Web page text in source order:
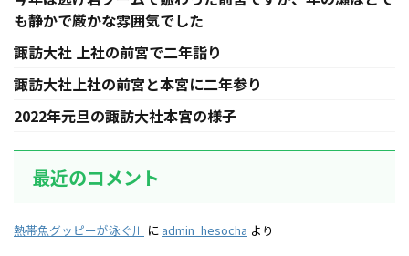
も静かで厳かな雰囲気でした
諏訪大社 上社の前宮で二年詣り
諏訪大社上社の前宮と本宮に二年参り
2022年元旦の諏訪大社本宮の様子
最近のコメント
熱帯魚グッピーが泳ぐ川 に admin_hesocha より